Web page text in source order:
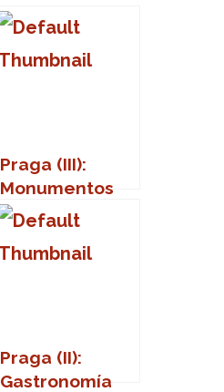
Praga (III):
Monumentos
Praga (II):
Gastronomía